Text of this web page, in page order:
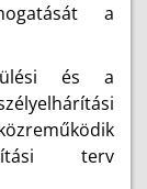
a
és a
terv